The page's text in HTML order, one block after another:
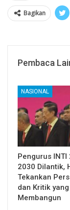
Bagikan
Pembaca
NASIONAL
Pengurus INTI
2030 Dilantik,
Tekankan
dan Kritik yang
Membangun